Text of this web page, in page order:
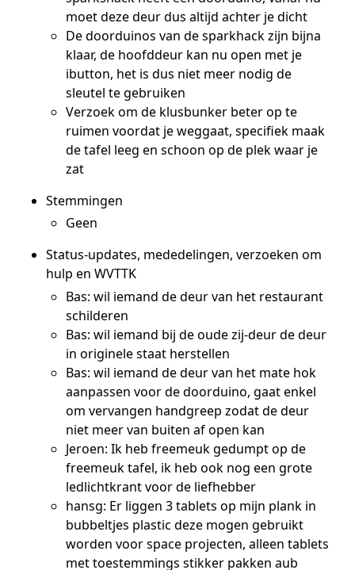
moet deze deur dus altijd achter je dicht
De doorduinos van de sparkhack zijn bijna
klaar, de hoofddeur kan nu open met je
ibutton, het is dus niet meer nodig de
sleutel te gebruiken
Verzoek om de klusbunker beter op te
ruimen voordat je weggaat, specifiek maak
de tafel leeg en schoon op de plek waar je
zat
Stemmingen
Geen
Status-updates, mededelingen, verzoeken om
hulp en WVTTK
Bas: wil iemand de deur van het restaurant
schilderen
Bas: wil iemand bij de oude zij-deur de deur
in originele staat herstellen
Bas: wil iemand de deur van het mate hok
aanpassen voor de doorduino, gaat enkel
om vervangen handgreep zodat de deur
niet meer van buiten af open kan
Jeroen: Ik heb freemeuk gedumpt op de
freemeuk tafel, ik heb ook nog een grote
ledlichtkrant voor de liefhebber
hansg: Er liggen 3 tablets op mijn plank in
bubbeltjes plastic deze mogen gebruikt
worden voor space projecten, alleen tablets
met toestemmings stikker pakken aub